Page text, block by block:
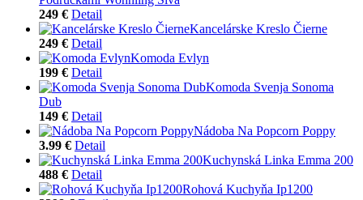
249 € Detail
Kancelárske Kreslo Čierne
249 € Detail
Komoda Evlyn
199 € Detail
Komoda Svenja Sonoma
Dub
149 € Detail
Nádoba Na Popcorn Poppy
3.99 € Detail
Kuchynská Linka Emma 200
488 € Detail
Rohová Kuchyňa Ip1200